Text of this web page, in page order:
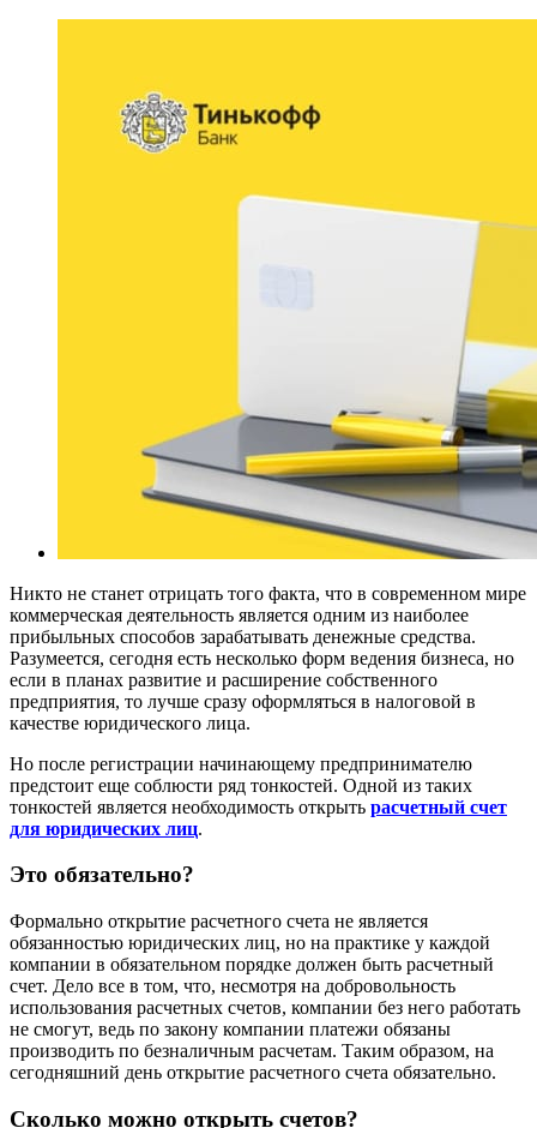
Никто не станет отрицать того факта, что в современном мире
коммерческая деятельность является одним из наиболее
прибыльных способов зарабатывать денежные средства.
Разумеется, сегодня есть несколько форм ведения бизнеса, но
если в планах развитие и расширение собственного
предприятия, то лучше сразу оформляться в налоговой в
качестве юридического лица.
Но после регистрации начинающему предпринимателю
предстоит еще соблюсти ряд тонкостей. Одной из таких
тонкостей является необходимость открыть расчетный счет
для юридических лиц.
Это обязательно?
Формально открытие расчетного счета не является
обязанностью юридических лиц, но на практике у каждой
компании в обязательном порядке должен быть расчетный
счет. Дело все в том, что, несмотря на добровольность
использования расчетных счетов, компании без него работать
не смогут, ведь по закону компании платежи обязаны
производить по безналичным расчетам. Таким образом, на
сегодняшний день открытие расчетного счета обязательно.
Сколько можно открыть счетов?